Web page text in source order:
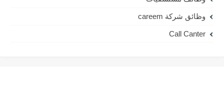
وظائق شركة careem
Call Canter